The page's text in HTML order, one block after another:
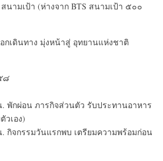
สนามเป้า (ห่างจาก BTS สนามเป้า ๕๐๐
กเดินทาง มุ่งหน้าสู่ อุทยานแห่งชาติ
๘
พักผ่อน ภารกิจส่วนตัว รับประทานอาหาร
วเอง)
กิจกรรมวันแรกพบ เตรียมความพร้อมก่อน